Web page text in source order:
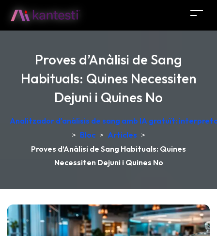
Proves d’Anàlisi de Sang
Habituals: Quines Necessiten
Dejuni i Quines No
Analitzador d'anàlisis de sang amb IA gratuït:
> Bloc > Articles >
Proves d’Anàlisi de Sang Habituals: Quines
Necessiten Dejuni i Quines No